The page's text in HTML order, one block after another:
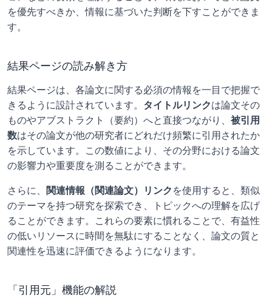
を優先すべきか、情報に基づいた判断を下すことができま
す。
結果ページの読み解き方
結果ページは、各論文に関する必須の情報を一目で把握で
きるように設計されています。 タイトルリンクは論文その
ものやアブストラクト（要約）へと直接つながり、 被引用
数はその論文が他の研究者にどれだけ頻繁に引用されたか
を示しています。この数値により、その分野における論文
の影響力や重要度を測ることができます。
さらに、 関連情報（関連論文）リンク を使用すると、類似
のテーマを持つ研究を探索でき、トピックへの理解を広げ
ることができます。これらの要素に慣れることで、有益性
の低いリソースに時間を無駄にすることなく、論文の質と
関連性を迅速に評価できるようになります。
「引用元」機能の解説